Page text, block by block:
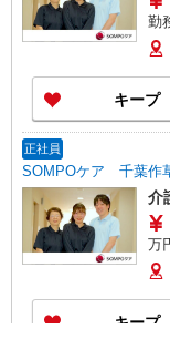
勤
夜
祝日
（ヘ
以
早
が
キープ
正社員
SOMPOケア 千葉作
介
万円〜 【実務者研修】
300万円〜
例：290
日
れ
キープ